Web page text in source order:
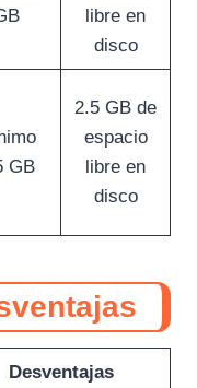
libre en
disco
GB
2.5 GB de
espacio
libre en
disco
Desventajas